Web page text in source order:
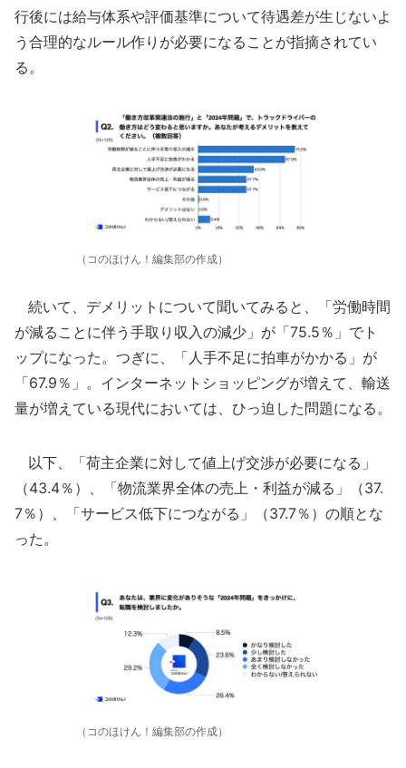
行後には給与体系や評価基準について待遇差が生じないよ
う合理的なルール作りが必要になることが指摘されてい
る。
（コのほけん！編集部の作成）
続いて、デメリットについて聞いてみると、「労働時間
が減ることに伴う手取り収入の減少」が「75.5％」でト
ップになった。つぎに、「人手不足に拍車がかかる」が
「67.9％」。インターネットショッピングが増えて、輸送
量が増えている現代においては、ひっ迫した問題になる。
以下、「荷主企業に対して値上げ交渉が必要になる」
（43.4％）、「物流業界全体の売上・利益が減る」（37.
7％）、「サービス低下につながる」（37.7％）の順とな
った。
（コのほけん！編集部の作成）